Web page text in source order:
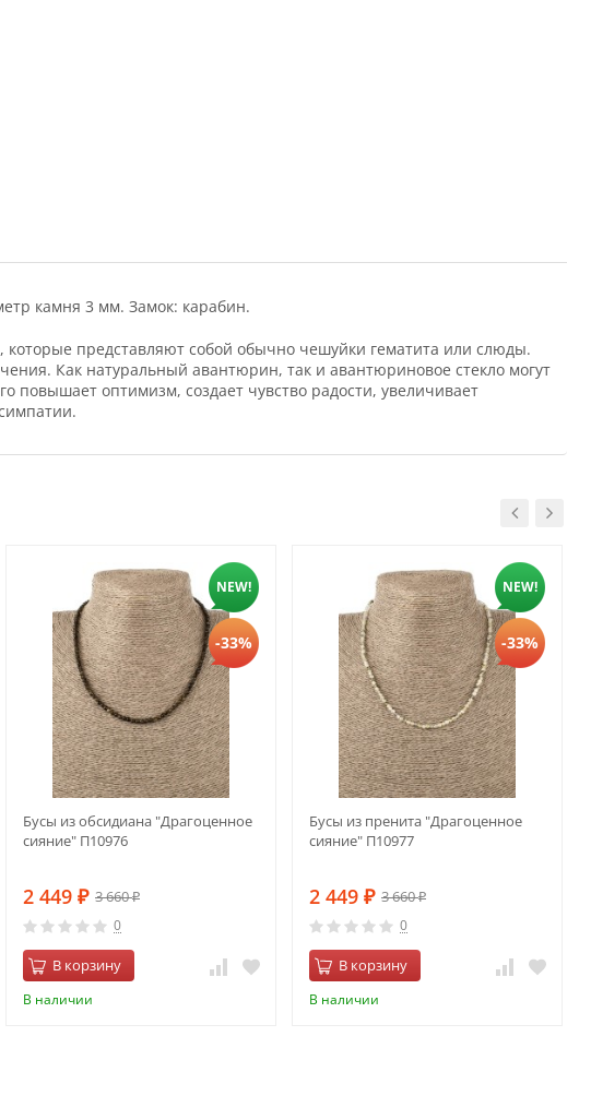
камня 3 мм. Замок: карабин.
представляют собой обычно чешуйки гематита или слюды.
Как натуральный авантюрин, так и авантюриновое стекло могут
повышает оптимизм, создает чувство радости, увеличивает
NEW!
-33%
Бусы из обсидиана "Драгоценное
сияние" П10976
2 449 ₽ 3 660₽
0
В корзину
В наличии
NEW!
-33%
Бусы из пренита "Драгоценное
сияние" П10977
2 449 ₽ 3 660₽
0
В корзину
В наличии